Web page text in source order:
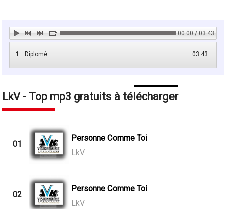
00:00 / 03:43
1 03:43
Diplomé
LkV - Top mp3 gratuits à télécharger
01
Personne Comme Toi
LkV
02
Personne Comme Toi
LkV